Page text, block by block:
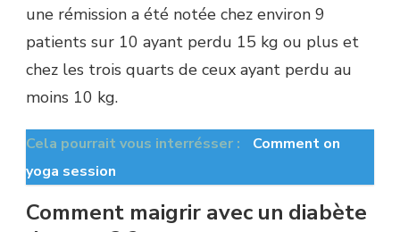
une rémission a été notée chez environ 9
patients sur 10 ayant perdu 15 kg ou plus et
chez les trois quarts de ceux ayant perdu au
moins 10 kg.
Cela pourrait vous interrésser :
Comment on
yoga session
Comment maigrir avec un diabète